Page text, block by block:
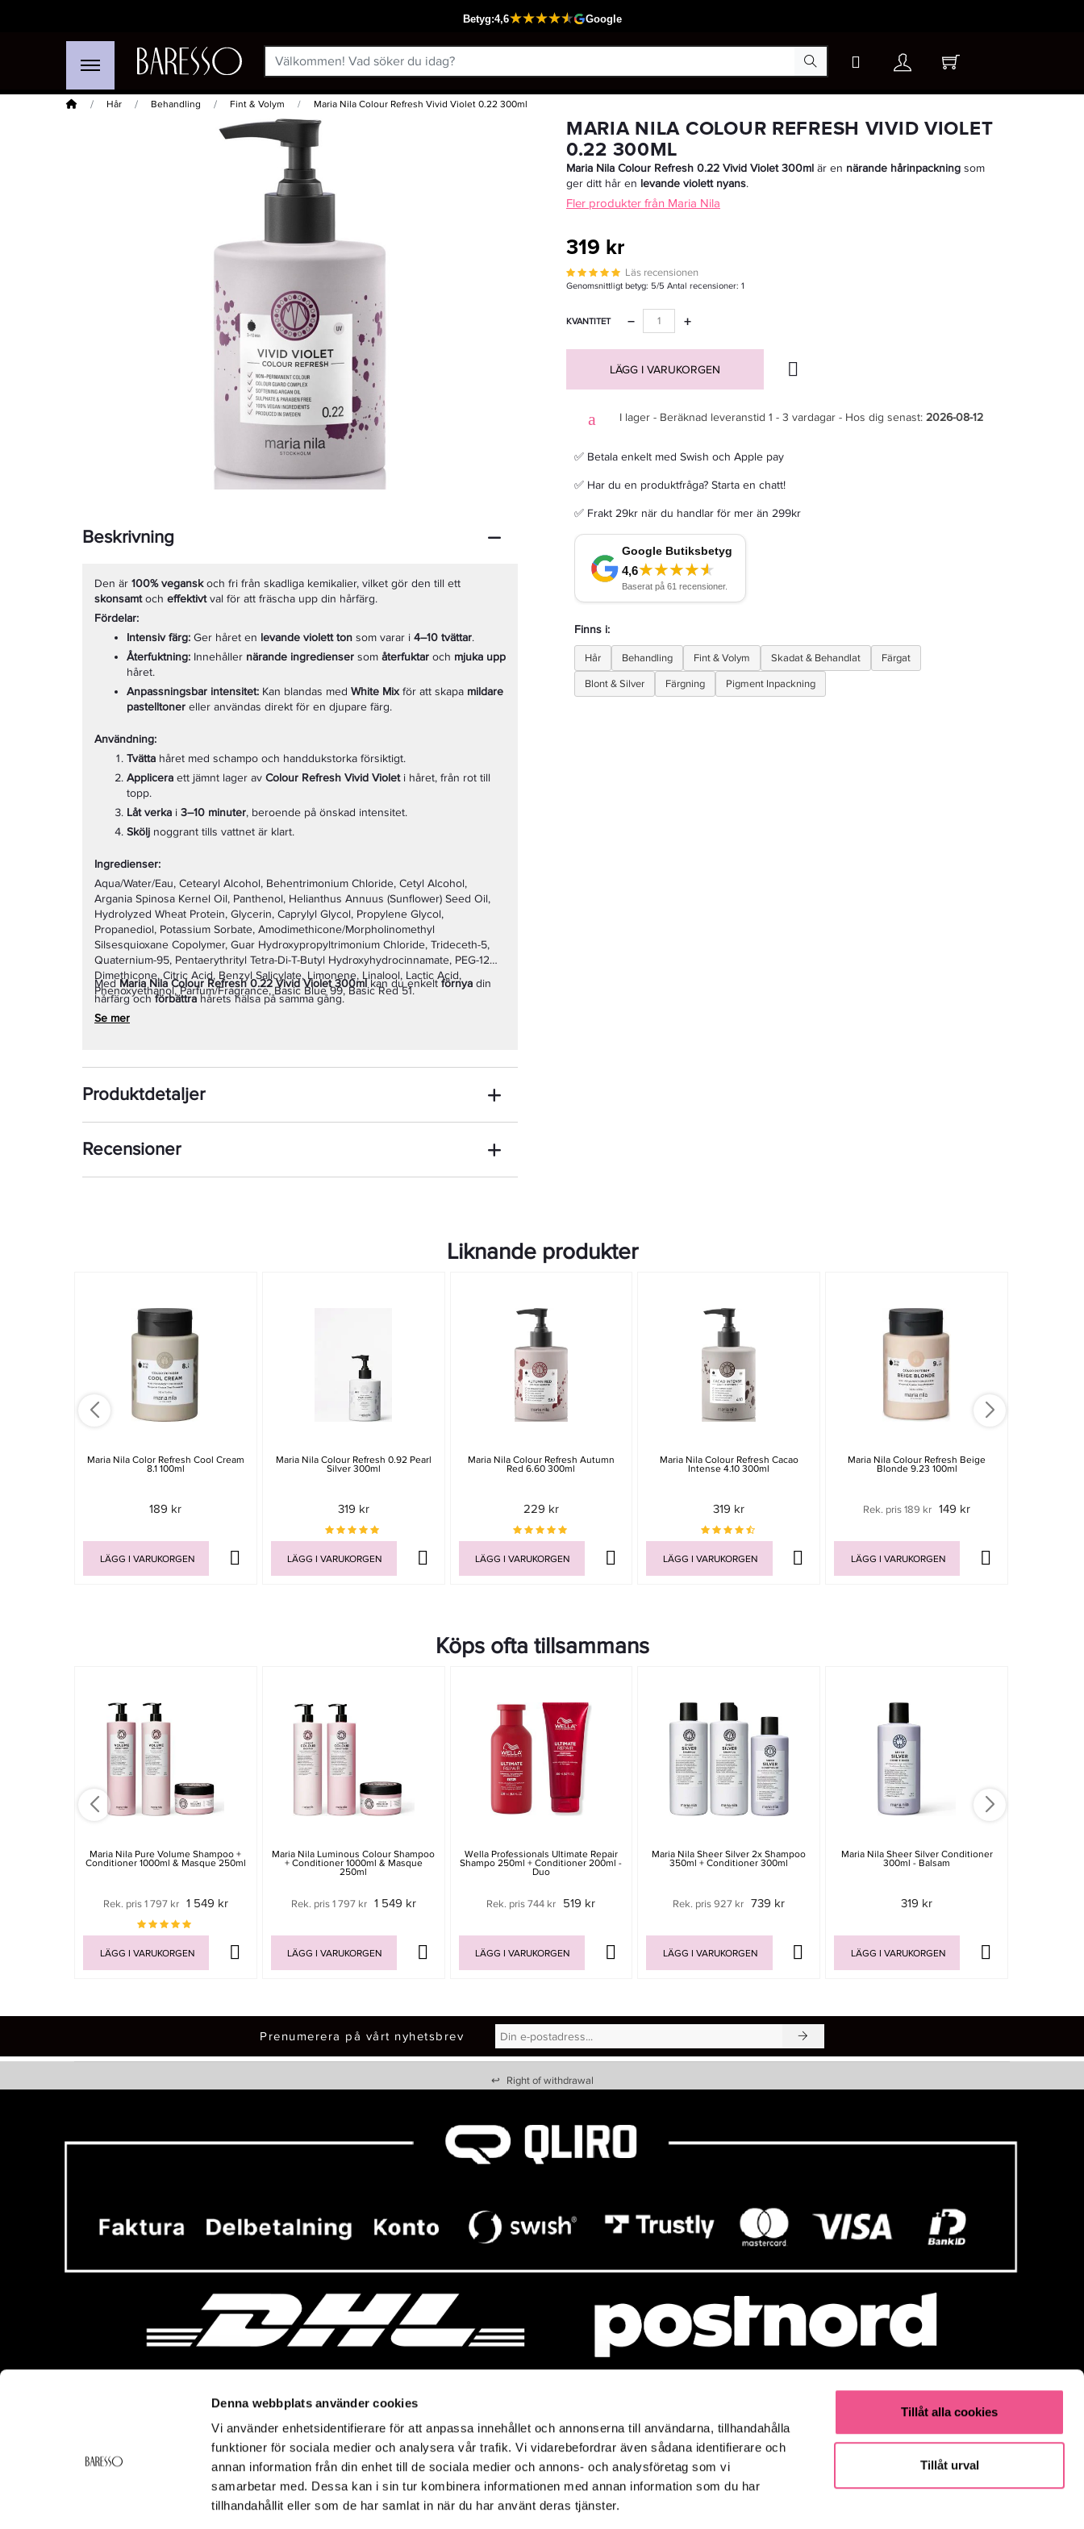
Denna webbplats använder cookies
Vi använder enhetsidentifierare för att anpassa innehållet och annonserna till användarna, tillhandahålla
funktioner för sociala medier och analysera vår trafik. Vi vidarebefordrar även sådana identifierare och
annan information från din enhet till de sociala medier och annons- och analysföretag som vi
samarbetar med. Dessa kan i sin tur kombinera informationen med annan information som du har
tillhandahållit eller som de har samlat in när du har använt deras tjänster.
Tillåt alla cookies
Tillåt urval
Hem Hår Behandling Fint & Volym Maria Nila Colour Refresh Vivid Violet 0.22 300ml
Passar din varukorg
Cutrin HOHDE Silver Blond Shampoo 250 Ml - Schampo
242,25 kr
Beskrivning
Den är 100% veganskoch fri från skadliga kemikalier, vilket gör den till ett
skonsamtoch effektivtval för att fräscha upp din hårfärg.
Fördelar:
Intensiv färg: Ger håret en levande violett ton som varar i 4–10 tvättar.
Återfuktning: Innehåller närande ingredienser som återfuktar och mjuka upp
håret.
Anpassningsbar intensitet: Kan blandas med White Mixför att skapa mildare
pastelltoner eller användas direkt för en djupare färg.
Användning:
Tvätta håret med schampo och handdukstorka försiktigt.
Applicera ett jämnt lager av Colour Refresh Vivid Violeti håret, från rot till
topp.
Låt verka i 3–10 minuter, beroende på önskad intensitet.
Skölj noggrant tills vattnet är klart.
Ingredienser:
Aqua/Water/Eau, Cetearyl Alcohol, Behentrimonium Chloride, Cetyl Alcohol,
Argania Spinosa Kernel Oil, Panthenol, Helianthus Annuus (Sunflower) Seed Oil,
Hydrolyzed Wheat Protein, Glycerin, Caprylyl Glycol, Propylene Glycol,
Propanediol, Potassium Sorbate, Amodimethicone/Morpholinomethyl
Silsesquioxane Copolymer, Guar Hydroxypropyltrimonium Chloride, Trideceth-5,
Quaternium-95, Pentaerythrityl Tetra-Di-T-Butyl Hydroxyhydrocinnamate, PEG-12
Dimethicone, Citric Acid, Benzyl Salicylate, Limonene, Linalool, Lactic Acid,
Phenoxyethanol, Parfum/Fragrance, Basic Blue 99, Basic Red 51.
MedMaria Nila Colour Refresh 0.22 Vivid Violet 300mlkan du enkeltförnya din
hårfärg ochförbättrahårets hälsa på samma gång.
Se mer
Produktdetaljer
Recensioner
MARIA NILA COLOUR REFRESH VIVID VIOLET
0.22 300ML
Maria Nila Colour Refresh 0.22 Vivid Violet 300ml är en närande hårinpackning som
ger ditt hår en levande violett nyans.
Fler produkter från Maria Nila
319 kr
Läs recensionen
Genomsnittligt betyg: 5/5 Antal recensioner: 1
KVANTITET +
−
LÄGG I VARUKORGEN
I lager - Beräknad leveranstid 1 - 3 vardagar - Hos dig senast: 2026-08-12
✅ Betala enkelt med Swish och Apple pay
✅ Har du en produktfråga? Starta en chatt!
✅ Frakt 29kr när du handlar för mer än 299kr
Finns i:
Hår Behandling Fint & Volym Skadat & Behandlat
Färgat
Blont & Silver
Färgning Pigment Inpackning
Liknande produkter
Maria Nila Color Refresh Cool Cream
8.1 100ml
189 kr
LÄGG I VARUKORGEN
Maria Nila Colour Refresh 0.92 Pearl
Silver 300ml
319 kr
LÄGG I VARUKORGEN
Maria Nila Colour Refresh Autumn
Red 6.60 300ml
229 kr
LÄGG I VARUKORGEN
Maria Nila Colour Refresh Cacao
Intense 4.10 300ml
319 kr
LÄGG I VARUKORGEN
Maria Nila Colour Refresh Beige
Blonde 9.23 100ml
Rek. pris 189 kr 149 kr
LÄGG I VARUKORGEN
Köps ofta tillsammans
Maria Nila Pure Volume Shampoo +
Conditioner 1000ml & Masque 250ml
Rek. pris 1 797 kr 1 549 kr
LÄGG I VARUKORGEN
Maria Nila Luminous Colour Shampoo
+ Conditioner 1000ml & Masque
250ml
Rek. pris 1 797 kr 1 549 kr
LÄGG I VARUKORGEN
Wella Professionals Ultimate Repair
Shampo 250ml + Conditioner 200ml -
Duo
Rek. pris 744 kr 519 kr
LÄGG I VARUKORGEN
Maria Nila Sheer Silver 2x Shampoo
350ml + Conditioner 300ml
Rek. pris 927 kr 739 kr
LÄGG I VARUKORGEN
Maria Nila Sheer Silver Conditioner
300ml - Balsam
319 kr
LÄGG I VARUKORGEN
Prenumerera på vårt nyhetsbrev
↩ Right of withdrawal
Kontakt
Om Baresso
Baresso Magasin
Om Baresso.se
Cookiepolicy
Mitt Baresso
Baresso Family
Mitt konto
Ändra cookieinställningar
Populärt